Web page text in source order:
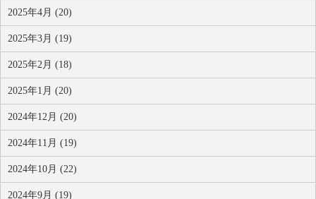
2025年4月 (20)
2025年3月 (19)
2025年2月 (18)
2025年1月 (20)
2024年12月 (20)
2024年11月 (19)
2024年10月 (22)
2024年9月 (19)